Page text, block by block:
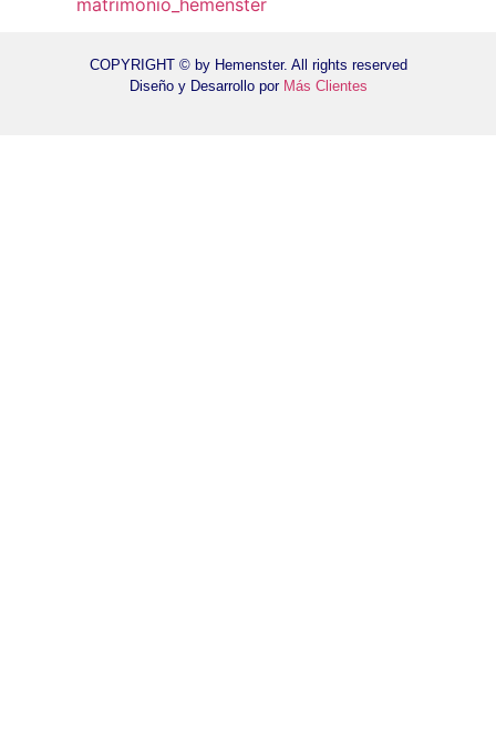
COPYRIGHT © by Hemenster. All rights reserved
Diseño y Desarrollo por Más Clientes